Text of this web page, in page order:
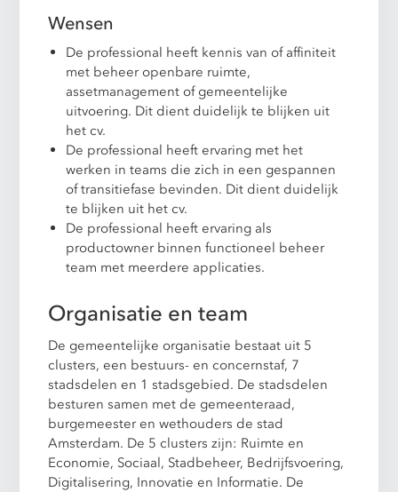
Wensen
De professional heeft kennis van of affiniteit
met beheer openbare ruimte,
assetmanagement of gemeentelijke
uitvoering. Dit dient duidelijk te blijken uit
het cv.
De professional heeft ervaring met het
werken in teams die zich in een gespannen
of transitiefase bevinden. Dit dient duidelijk
te blijken uit het cv.
De professional heeft ervaring als
productowner binnen functioneel beheer
team met meerdere applicaties.
Organisatie en team
De gemeentelijke organisatie bestaat uit 5
clusters, een bestuurs- en concernstaf, 7
stadsdelen en 1 stadsgebied. De stadsdelen
besturen samen met de gemeenteraad,
burgemeester en wethouders de stad
Amsterdam. De 5 clusters zijn: Ruimte en
Economie, Sociaal, Stadbeheer, Bedrijfsvoering,
Digitalisering, Innovatie en Informatie. De